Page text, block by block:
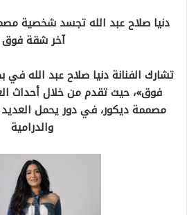
دنيا صلاح عبد الله تجسد شخصية
آخر شقة فوق
تشارك الفنانة دنيا صلاح عبد الله
فوق»، حيث تقدم من خلال أحداث
مصممة ديكور، في دور يحمل العديد
والدرامية